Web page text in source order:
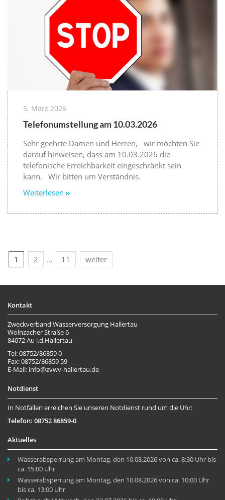
5. März 2026
Telefonumstellung am 10.03.2026
Sehr geehrte Damen und Herren, wir möchten Sie
darauf hinweisen, dass am 10.03.2026 die
telefonische Erreichbarkeit eingeschränkt sein
kann. Wir bitten um Verständnis.
Weiterlesen
1 2 … 11 weiter
Kontakt
Zweckverband Wasserversorgung Hallertau
Wolnzacher Straße 6
84072 Au i.d.Hallertau
Tel: 08752/86859 0
Fax: 08752/86859 59
E-Mail: info@zvwv-hallertau.de
Notdienst
In Notfällen erreichen Sie unseren Notdienst rund um die Uhr:
Telefon: 08752 86859-0
Aktuelles
Wasserabsperrung am Montag, den 10.08.2026 von ca. 8:30 Uhr bis
ca. 15:00 Uhr
Wasserabsperrung am Montag, den 10.08.2026 von ca. 10:00 Uhr
bis ca. 13:00 Uhr